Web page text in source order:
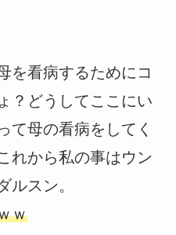
を看病するためにコ
？どうしてここにい
て母の看病をしてく
れから私の事はウン
ルスン。
ｗ